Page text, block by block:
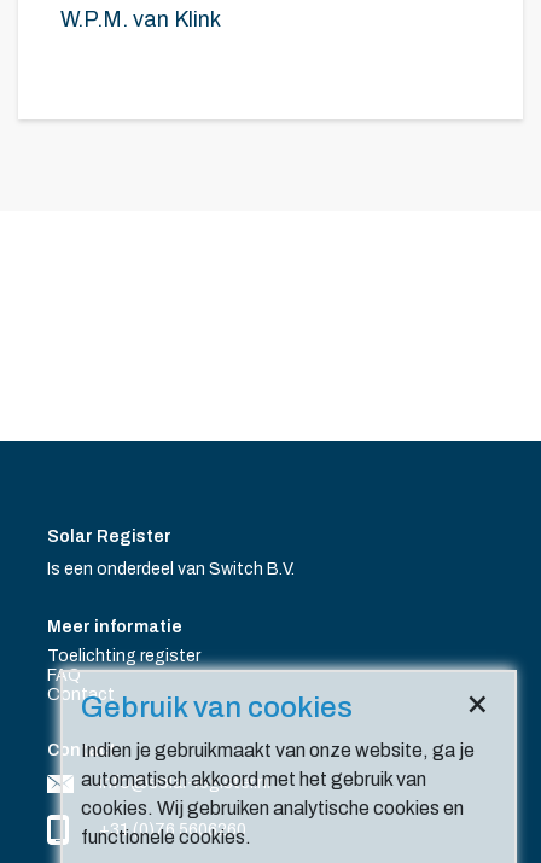
W.P.M. van Klink
×
Gebruik van cookies
Indien je gebruikmaakt van onze website, ga je
automatisch akkoord met het gebruik van
cookies. Wij gebruiken analytische cookies en
functionele cookies.
Solar Register
Is een onderdeel van Switch B.V.
Meer informatie
Toelichting register
FAQ
Contact
Contact
info@solar-register.nl
+31 (0)76 5606260